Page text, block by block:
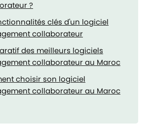
?
clés d'un logiciel
collaborateur
des meilleurs logiciels
collaborateur au Maroc
choisir son logiciel
collaborateur au Maroc